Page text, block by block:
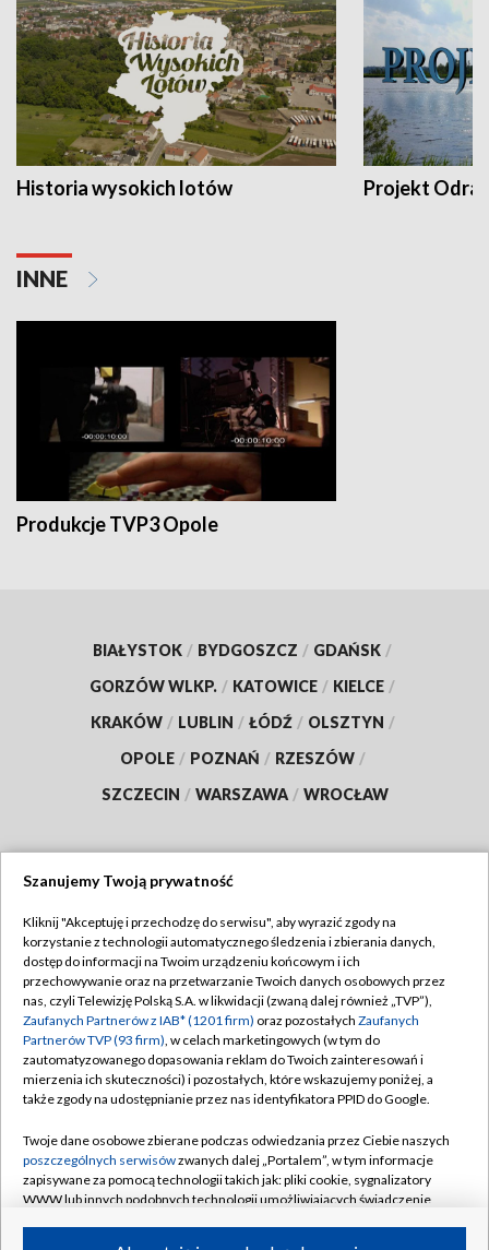
Historia wysokich lotów Projekt Odra
INNE
Produkcje TVP3 Opole
BIAŁYSTOK / BYDGOSZCZ / GDAŃSK /
GORZÓW WLKP. / KATOWICE / KIELCE /
KRAKÓW / LUBLIN / ŁÓDŹ / OLSZTYN /
OPOLE / POZNAŃ / RZESZÓW /
SZCZECIN / WARSZAWA / WROCŁAW
TVP
Abonament TVP
Emisja w TVP
Centrum informacji TVP
Naziemna Telewizja Cyfrowa
Rada Programowa
System NOS
Informacje o nadawcy
Regulamin TVP
Polityka prywatności
Moje zgody
Pomoc
Kontakt
Kanały
Szanujemy Twoją prywatność
Kliknij "Akceptuję i przechodzę do serwisu", aby wyrazić zgody na
korzystanie z technologii automatycznego śledzenia i zbierania danych,
dostęp do informacji na Twoim urządzeniu końcowym i ich
przechowywanie oraz na przetwarzanie Twoich danych osobowych przez
nas, czyli Telewizję Polską S.A. w likwidacji (zwaną dalej również „TVP”),
Zaufanych Partnerów z IAB* (1201 firm) oraz pozostałych Zaufanych
Partnerów TVP (93 firm), w celach marketingowych (w tym do
zautomatyzowanego dopasowania reklam do Twoich zainteresowań i
mierzenia ich skuteczności) i pozostałych, które wskazujemy poniżej, a
także zgody na udostępnianie przez nas identyfikatora PPID do Google.
Twoje dane osobowe zbierane podczas odwiedzania przez Ciebie naszych
poszczególnych serwisówzwanych dalej „Portalem”, w tym informacje
zapisywane za pomocą technologii takich jak: pliki cookie, sygnalizatory
WWW lub innych podobnych technologii umożliwiających świadczenie